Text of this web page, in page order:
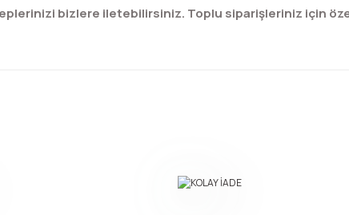
bizlere iletebilirsiniz. Toplu siparişleriniz için